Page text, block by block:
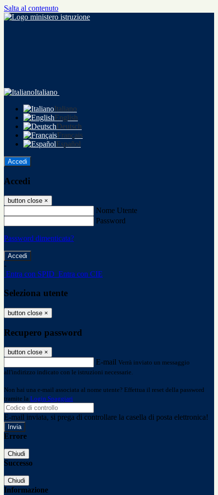
Salta al contenuto
Italiano
Italiano
English
Deutsch
Français
Español
Accedi
Accedi
button close ×
Nome Utente
Password
Password dimenticata?
-
Entra con SPID Entra con CIE
Seleziona utente
button close ×
Recupero password
button close ×
E-mail Verrà inviato un messaggio
all'indirizzo indicato con le istruzioni necessarie.
Non hai una e-mail associata al nome utente? Effettua il reset della password
tramite la Login Spaggiari
E-mail inviata, si prega di controllare la casella di posta elettronica!
Errore
Chiudi
Successo
Chiudi
Informazione